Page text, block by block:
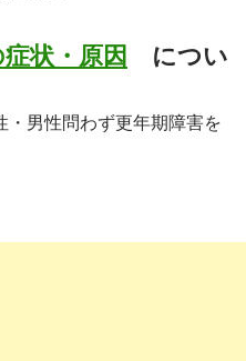
状・原因
につい
・男性問わず更年期障害を